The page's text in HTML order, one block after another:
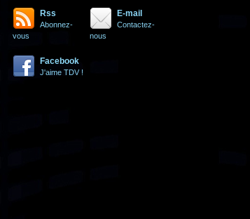
Rss
Abonnez-
vous
E-mail
Contactez-
nous
Facebook
J'aime TDV !